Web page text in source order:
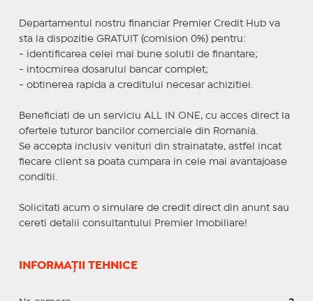
Departamentul nostru financiar Premier Credit Hub va
sta la dispozitie GRATUIT (comision 0%) pentru:
- identificarea celei mai bune solutii de finantare;
- intocmirea dosarului bancar complet;
- obtinerea rapida a creditului necesar achizitiei.
Beneficiati de un serviciu ALL IN ONE, cu acces direct la
ofertele tuturor bancilor comerciale din Romania.
Se accepta inclusiv venituri din strainatate, astfel incat
fiecare client sa poata cumpara in cele mai avantajoase
conditii.
Solicitati acum o simulare de credit direct din anunt sau
cereti detalii consultantului Premier Imobiliare!
INFORMAȚII TEHNICE